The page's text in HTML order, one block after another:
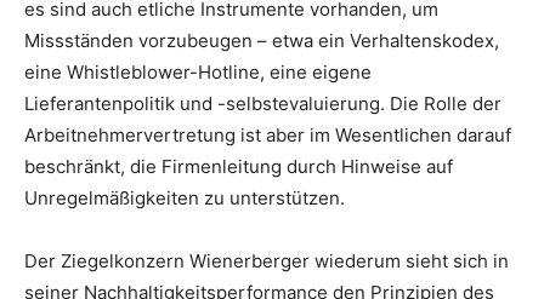
es sind auch etliche Instrumente vorhanden, um
Missständen vorzubeugen – etwa ein Verhaltenskodex,
eine Whistleblower-Hotline, eine eigene
Lieferantenpolitik und -selbstevaluierung. Die Rolle der
Arbeitnehmervertretung ist aber im Wesentlichen darauf
beschränkt, die Firmenleitung durch Hinweise auf
Unregelmäßigkeiten zu unterstützen.
Der Ziegelkonzern Wienerberger wiederum sieht sich in
seiner Nachhaltigkeits­performance den Prinzipien des